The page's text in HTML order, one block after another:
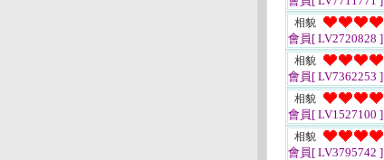
相貌
會員[ LV2720828 ]
相貌
會員[ LV7362253 ]
相貌
會員[ LV1527100 ]
相貌
會員[ LV3795742 ]